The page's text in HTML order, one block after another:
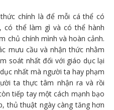
chính là để mỗi cá thể có
có thể làm gì và có thể hành
chủ chính mình và hoàn cảnh.
mưu cầu và nhận thức nhằm
soát nhất đối với giáo dục lại
nhất mà người ta hay phạm
ta thực tâm nhận ra và rồi
tiếp tay một cách mạnh bạo
thủ thuật ngày càng tăng hơn